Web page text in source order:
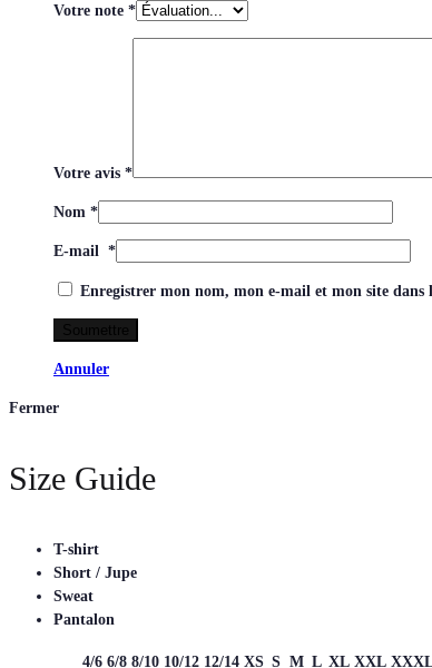
Votre note *
Votre avis *
Nom *
E-mail *
Enregistrer mon nom, mon e-mail et mon site
Annuler
Fermer
Size Guide
T-shirt
Short / Jupe
Sweat
Pantalon
4/6 6/8 8/10 10/12 12/14 XS S M L XL XXL